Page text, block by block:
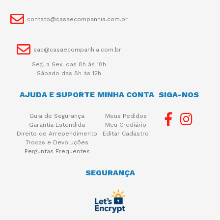
contato@casaecompanhia.com.br
sac@casaecompanhia.com.br
Seg. a Sex. das 8h às 18h
Sábado das 8h às 12h
AJUDA E SUPORTE
Guia de Segurança
Garantia Estendida
Direito de Arrependimento
Trocas e Devoluções
Perguntas Frequentes
MINHA CONTA
Meus Pedidos
Meu Crediário
Editar Cadastro
SIGA-NOS
SEGURANÇA